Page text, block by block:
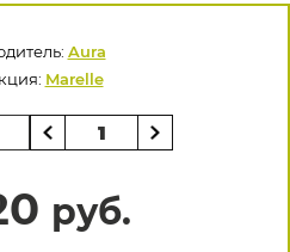
Aura
Marelle
руб.